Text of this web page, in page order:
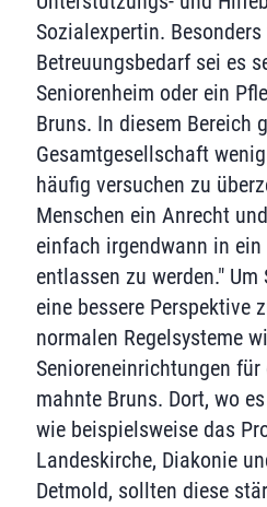
Sozialexpertin.
Betreuungsbedarf sei es
Seniorenheim oder ein
Bruns. In diesem Bereich
Gesamtgesellschaft
häufig versuchen zu
Menschen ein Anrecht
einfach irgendwann in
entlassen zu werden."
eine bessere Perspektive
normalen Regelsysteme
Senioreneinrichtungen
mahnte Bruns. Dort, wo
wie beispielsweise das
Landeskirche, Diakonie
Detmold, sollten diese